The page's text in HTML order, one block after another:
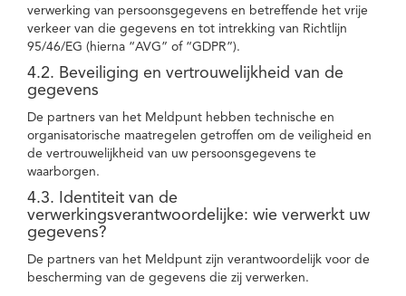
verwerking van persoonsgegevens en betreffende het vrije
verkeer van die gegevens en tot intrekking van Richtlijn
95/46/EG (hierna “AVG” of “GDPR”).
4.2. Beveiliging en vertrouwelijkheid van de
gegevens
De partners van het Meldpunt hebben technische en
organisatorische maatregelen getroffen om de veiligheid en
de vertrouwelijkheid van uw persoonsgegevens te
waarborgen.
4.3. Identiteit van de
verwerkingsverantwoordelijke: wie verwerkt uw
gegevens?
De partners van het Meldpunt zijn verantwoordelijk voor de
bescherming van de gegevens die zij verwerken.